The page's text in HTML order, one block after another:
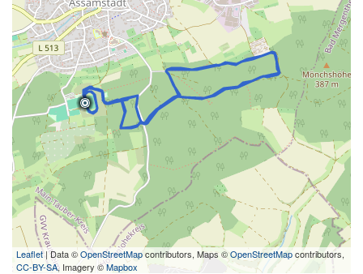
Leaflet | Data ©OpenStreetMapcontributors, Maps ©OpenStreetMapcontributors,
CC-BY-SA, Imagery ©Mapbox